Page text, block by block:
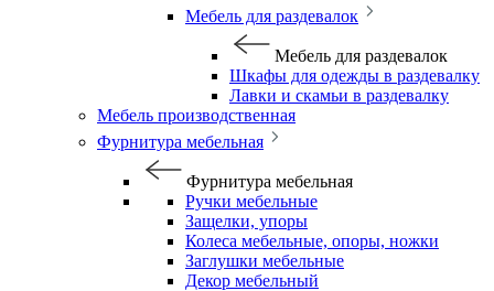
Мебель для раздевалок
Мебель для раздевалок
Шкафы для одежды в раздевалку
Лавки и скамьи в раздевалку
Мебель производственная
Фурнитура мебельная
Фурнитура мебельная
Ручки мебельные
Защелки, упоры
Колеса мебельные, опоры, ножки
Заглушки мебельные
Декор мебельный